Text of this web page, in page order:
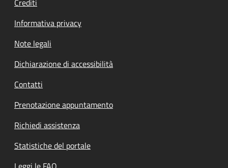
Informativa privacy
Note legali
Dichiarazione di accessibilità
Contatti
Prenotazione appuntamento
Richiedi assistenza
Statistiche del portale